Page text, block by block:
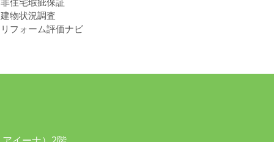
建物状況調査
リフォーム評価ナビ